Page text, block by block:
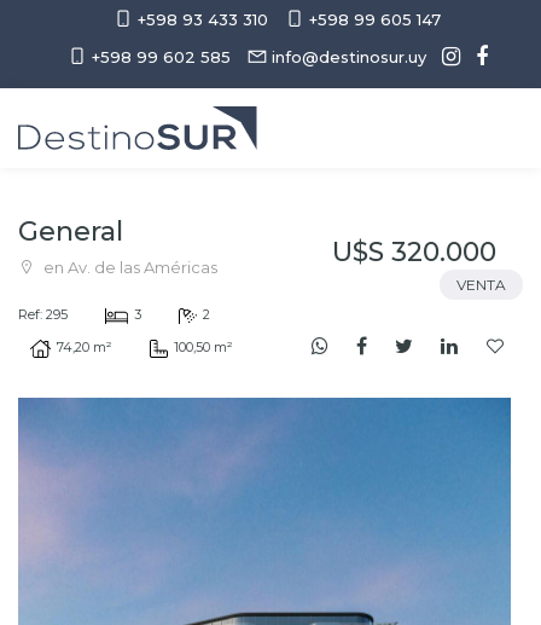
+598 93 433 310
+598 99 605 147
+598 99 602 585
info@destinosur.uy
General
en Av. de las Américas
Ref: 295 3
2
74,20 m²
100,50 m²
U$S 320.000
VENTA